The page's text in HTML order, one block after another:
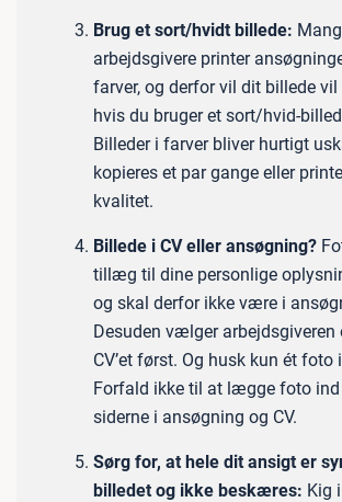
Brug et sort/hvidt billede:
arbejdsgivere printer
farver, og derfor vil dit billede
hvis du bruger et sort/hvid-
Billeder i farver bliver hurtigt
kopieres et par gange eller
kvalitet.
Billede i CV eller ansøgning?
tillæg til dine personlige
og skal derfor ikke være i
Desuden vælger
CV’et først. Og husk kun ét foto
Forfald ikke til at lægge foto
siderne i ansøgning og CV.
Sørg for, at hele dit ansigt er
billedet og ikke beskæres: Kig